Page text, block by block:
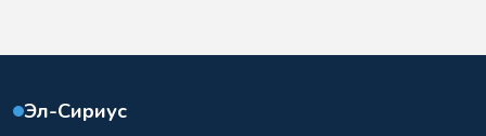
Эл-Сириус